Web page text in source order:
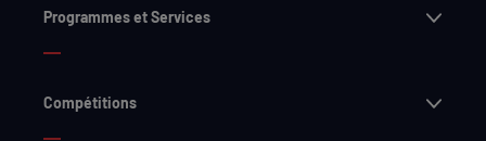
Programmes et Services
Compétitions